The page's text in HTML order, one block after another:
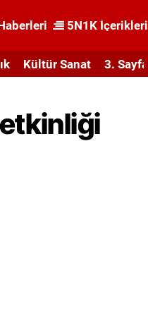
5N1K İçerikleri
Kültür Sanat 3. Sayfa